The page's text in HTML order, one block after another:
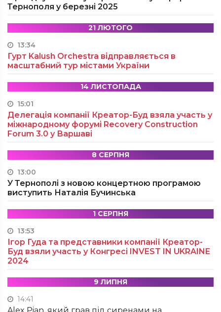
Тернополя у березні 2025
21 ЛЮТОГО
13:34
Гурт Kalush Orchestra відправляється в
масштабний тур містами України
14 ЛИСТОПАДА
15:01
Делегація компанії Креатор-Буд взяла участь у
міжнародному форумі Recovery Construction
Forum 3.0 у Варшаві
8 СЕРПНЯ
13:00
У Тернополі з новою концертною програмою
виступить Наталія Бучинська
1 СЕРПНЯ
13:53
Ігор Гуда та представники компанії Креатор-
Буд взяли участь у Конгресі INVEST IN UKRAINE
2024
9 ЛИПНЯ
14:41